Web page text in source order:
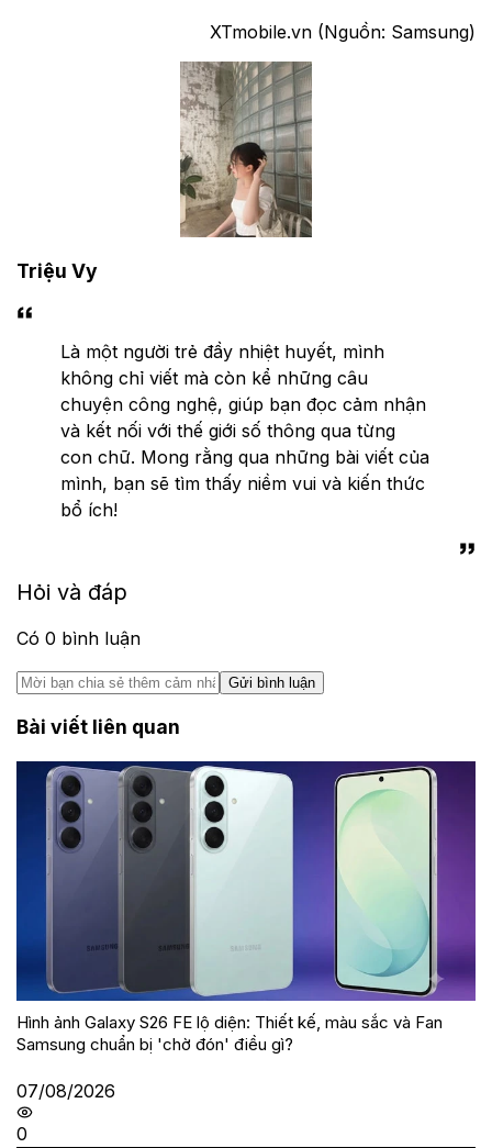
XTmobile.vn (Nguồn: Samsung)
Triệu Vy
Là một người trẻ đầy nhiệt huyết, mình
không chỉ viết mà còn kể những câu
chuyện công nghệ, giúp bạn đọc cảm nhận
và kết nối với thế giới số thông qua từng
con chữ. Mong rằng qua những bài viết của
mình, bạn sẽ tìm thấy niềm vui và kiến thức
bổ ích!
Hỏi và đáp
Có 0 bình luận
Gửi bình luận
Bài viết liên quan
Hình ảnh Galaxy S26 FE lộ diện: Thiết kế, màu sắc và Fan
Samsung chuẩn bị 'chờ đón' điều gì?
07/08/2026
0